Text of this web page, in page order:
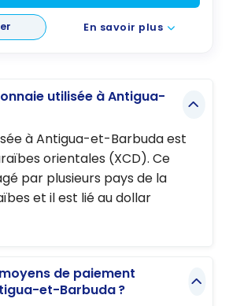
En savoir plus
utilisée à Antigua-
à Antigua-et-Barbuda est
orientales (XCD). Ce
par plusieurs pays de la
et il est lié au dollar
de paiement
et-Barbuda ?